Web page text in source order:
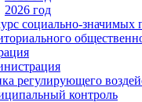
2026 год
социально-значимых
регулирующего
контроль